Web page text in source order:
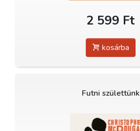
2 599 Ft
kosárba
Futni születtünk